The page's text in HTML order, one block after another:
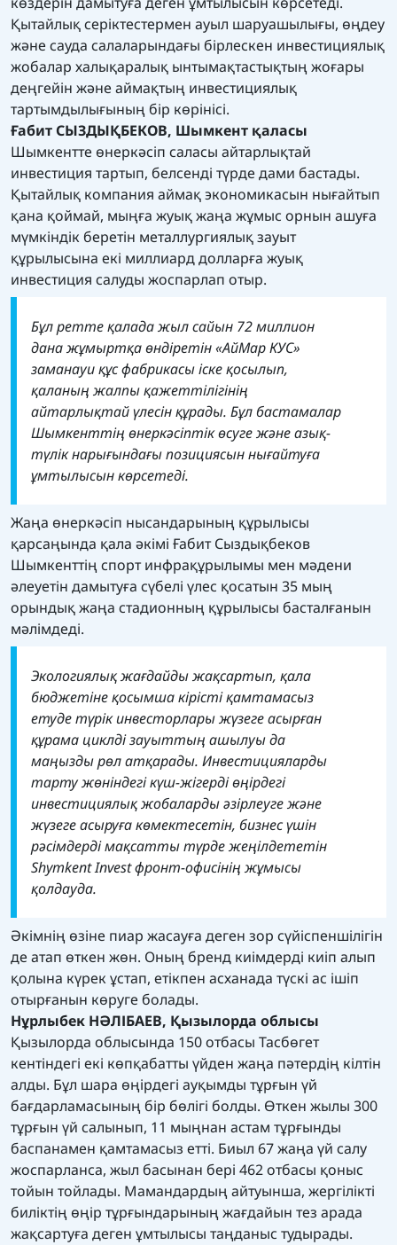
Қытайлық серіктестермен ауыл шаруашылығы, өңдеу
және сауда салаларындағы бірлескен инвестициялық
жобалар халықаралық ынтымақтастықтың жоғары
деңгейін және аймақтың инвестициялық
тартымдылығының бір көрінісі.
Ғабит СЫЗДЫҚБЕКОВ, Шымкент қаласы
Шымкентте өнеркәсіп саласы айтарлықтай
инвестиция тартып, белсенді түрде дами бастады.
Қытайлық компания аймақ экономикасын нығайтып
қана қоймай, мыңға жуық жаңа жұмыс орнын ашуға
мүмкіндік беретін металлургиялық зауыт
құрылысына екі миллиард долларға жуық
инвестиция салуды жоспарлап отыр.
Бұл ретте қалада жыл сайын 72 миллион
дана жұмыртқа өндіретін «АйМар КУС»
заманауи құс фабрикасы іске қосылып,
қаланың жалпы қажеттілігінің
айтарлықтай үлесін құрады. Бұл бастамалар
Шымкенттің өнеркәсіптік өсуге және азық-
түлік нарығындағы позициясын нығайтуға
ұмтылысын көрсетеді.
Жаңа өнеркәсіп нысандарының құрылысы
қарсаңында қала әкімі Ғабит Сыздықбеков
Шымкенттің спорт инфрақұрылымы мен мәдени
әлеуетін дамытуға сүбелі үлес қосатын 35 мың
орындық жаңа стадионның құрылысы басталғанын
мәлімдеді.
Экологиялық жағдайды жақсартып, қала
бюджетіне қосымша кірісті қамтамасыз
етуде түрік инвесторлары жүзеге асырған
құрама циклді зауыттың ашылуы да
маңызды рөл атқарады. Инвестицияларды
тарту жөніндегі күш-жігерді өңірдегі
инвестициялық жобаларды әзірлеуге және
жүзеге асыруға көмектесетін, бизнес үшін
рәсімдерді мақсатты түрде жеңілдететін
Shymkent Invest фронт-офисінің жұмысы
қолдауда.
Әкімнің өзіне пиар жасауға деген зор сүйіспеншілігін
де атап өткен жөн. Оның бренд киімдерді киіп алып
қолына күрек ұстап, етікпен асханада түскі ас ішіп
отырғанын көруге болады.
Нұрлыбек НӘЛІБАЕВ, Қызылорда облысы
Қызылорда облысында 150 отбасы Тасбөгет
кентіндегі екі көпқабатты үйден жаңа пәтердің кілтін
алды. Бұл шара өңірдегі ауқымды тұрғын үй
бағдарламасының бір бөлігі болды. Өткен жылы 300
тұрғын үй салынып, 11 мыңнан астам тұрғынды
баспанамен қамтамасыз етті. Биыл 67 жаңа үй салу
жоспарланса, жыл басынан бері 462 отбасы қоныс
тойын тойлады. Мамандардың айтуынша, жергілікті
биліктің өңір тұрғындарының жағдайын тез арада
жақсартуға деген ұмтылысы таңданыс тудырады.